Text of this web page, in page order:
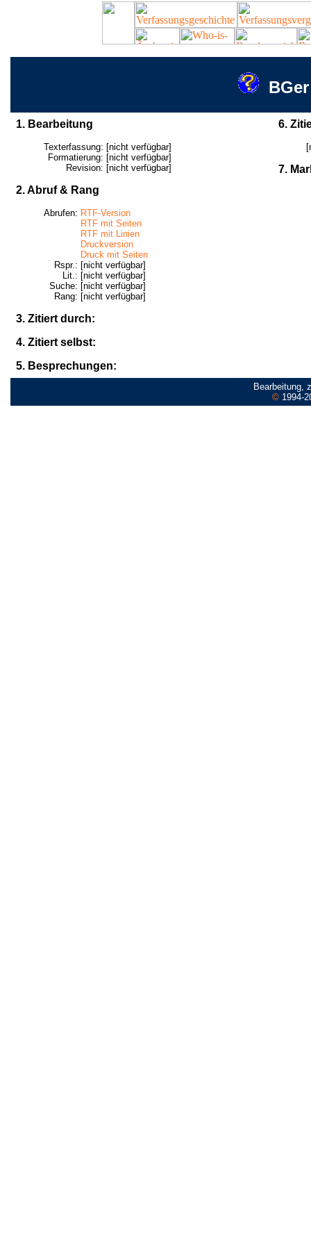
1. Bearbeitung
Texterfassung: [nicht verfügbar]
Formatierung: [nicht verfügbar]
Revision: [nicht verfügbar]
2. Abruf & Rang
Abrufen: RTF-Version
RTF mit Seiten
RTF mit Linien
Druckversion
Druck mit Seiten
Rspr.: [nicht verfügbar]
Lit.: [nicht verfügbar]
Suche: [nicht verfügbar]
Rang: [nicht verfügbar]
3. Zitiert durch:
4. Zitiert selbst:
5. Besprechungen:
6.
7.
Bearbeitung,
©1994-